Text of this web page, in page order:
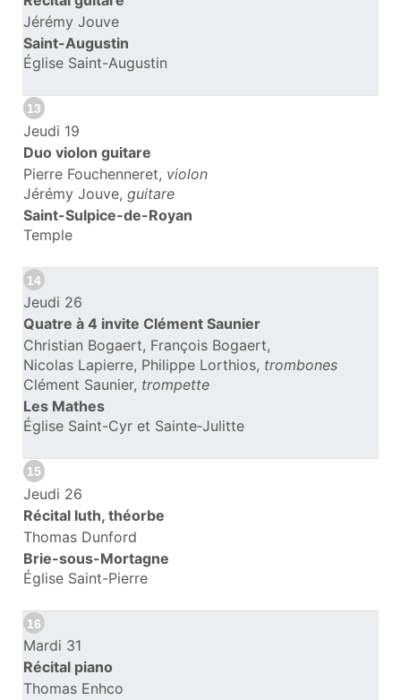
Jérémy Jouve
Saint-Augustin
Église Saint-Augustin
13
Jeudi 19
Duo violon guitare
Pierre Fouchenneret, violon
Jérémy Jouve, guitare
Saint-Sulpice-de-Royan
Temple
14
Jeudi 26
Quatre à 4 invite Clément Saunier
Christian Bogaert, François Bogaert,
Nicolas Lapierre, Philippe Lorthios, trombones
Clément Saunier, trompette
Les Mathes
Église Saint-Cyr et Sainte‑Julitte
15
Jeudi 26
Récital luth, théorbe
Thomas Dunford
Brie-sous-Mortagne
Église Saint-Pierre
16
Mardi 31
Récital piano
Thomas Enhco